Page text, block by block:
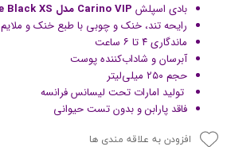
بادی اسپلش Carino VIP مدل Paco Rabanne Black XS
رایحه تند، خنک و چوبی با طبع خنک و ملایم
ماندگاری ۴ تا ۶ ساعت
آبرسان و شاداب‌کننده پوست
حجم ۲۵۰ میلی‌لیتر
تولید امارات تحت لیسانس فرانسه
فاقد پارابن و بدون تست حیوانی
افزودن به علاقه مندی ها